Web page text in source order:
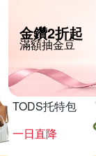
金鑽2折起
滿額抽金豆
TODS托特包
一日直降